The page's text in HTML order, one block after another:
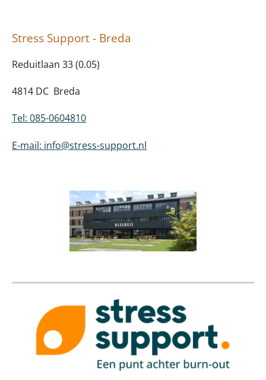
Stress Support - Breda
Reduitlaan 33 (0.05)
4814 DC Breda
Tel: 085-0604810
E-mail: info@stress-support.nl